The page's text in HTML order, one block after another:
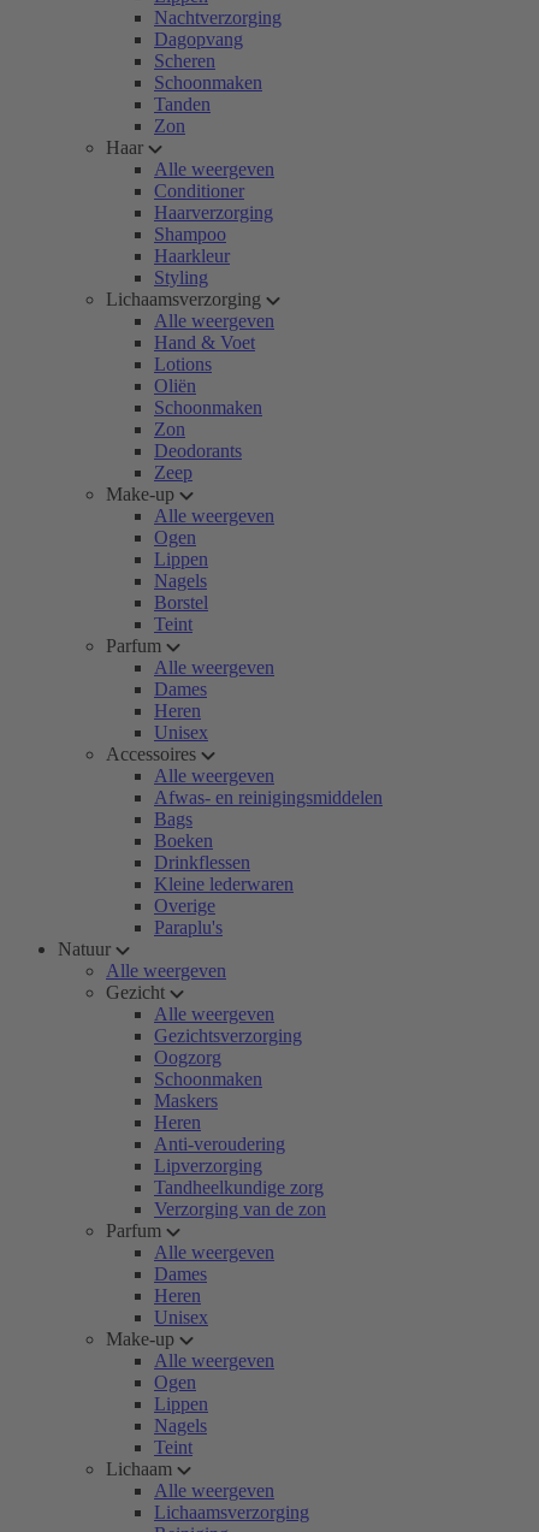
Nachtverzorging
Dagopvang
Scheren
Schoonmaken
Tanden
Zon
Haar
Alle weergeven
Conditioner
Haarverzorging
Shampoo
Haarkleur
Styling
Lichaamsverzorging
Alle weergeven
Hand & Voet
Lotions
Oliën
Schoonmaken
Zon
Deodorants
Zeep
Make-up
Alle weergeven
Ogen
Lippen
Nagels
Borstel
Teint
Parfum
Alle weergeven
Dames
Heren
Unisex
Accessoires
Alle weergeven
Afwas- en reinigingsmiddelen
Bags
Boeken
Drinkflessen
Kleine lederwaren
Overige
Paraplu's
Natuur
Alle weergeven
Gezicht
Alle weergeven
Gezichtsverzorging
Oogzorg
Schoonmaken
Maskers
Heren
Anti-veroudering
Lipverzorging
Tandheelkundige zorg
Verzorging van de zon
Parfum
Alle weergeven
Dames
Heren
Unisex
Make-up
Alle weergeven
Ogen
Lippen
Nagels
Teint
Lichaam
Alle weergeven
Lichaamsverzorging